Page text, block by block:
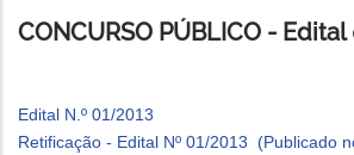
CONCURSO PÚBLICO -
Edital N.º 01/2013
Retificação - Edital Nº 01/2013 (Publicado